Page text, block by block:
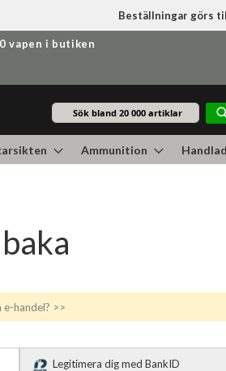
Beställningar görs
vapen i butiken
Ammunition
e-handel? >>
Legitimera dig med BankID